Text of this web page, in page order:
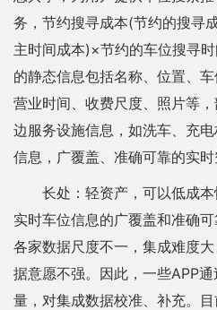
务，节约搜寻成本(节约的搜寻
主时间成本)×节约的车位搜寻
的静态信息包括名称、位置、车
营业时间、收费尺度、照片等
边服务设施信息，如洗车、充
信息，广覆盖、准确可靠的实时
长处：轻资产，可以低成
实时车位信息的广覆盖和准确
各家数据尺度不一，集成难度
据意愿不强。因此，一些APP
量，对集成数据校准、补充。